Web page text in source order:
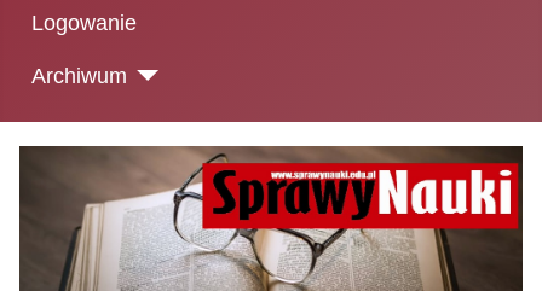
Logowanie
Archiwum